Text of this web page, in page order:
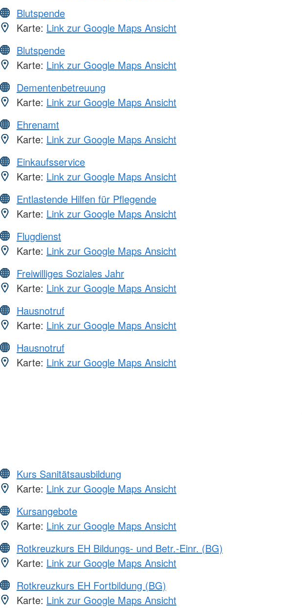
Blutspende
Karte: Link zur Google Maps Ansicht
Blutspende
Karte: Link zur Google Maps Ansicht
Dementenbetreuung
Karte: Link zur Google Maps Ansicht
Ehrenamt
Karte: Link zur Google Maps Ansicht
Einkaufsservice
Karte: Link zur Google Maps Ansicht
Entlastende Hilfen für Pflegende
Karte: Link zur Google Maps Ansicht
Flugdienst
Karte: Link zur Google Maps Ansicht
Freiwilliges Soziales Jahr
Karte: Link zur Google Maps Ansicht
Hausnotruf
Karte: Link zur Google Maps Ansicht
Hausnotruf
Karte: Link zur Google Maps Ansicht
Kurs Sanitätsausbildung
Karte: Link zur Google Maps Ansicht
Kursangebote
Karte: Link zur Google Maps Ansicht
Rotkreuzkurs EH Bildungs- und Betr.-Einr. (BG)
Karte: Link zur Google Maps Ansicht
Rotkreuzkurs EH Fortbildung (BG)
Karte: Link zur Google Maps Ansicht